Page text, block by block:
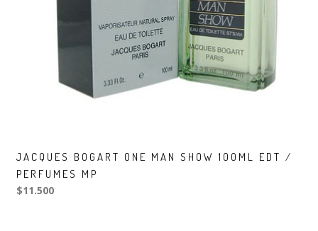
JACQUES BOGART ONE MAN SHOW 100ML EDT /
PERFUMES MP
$11.500